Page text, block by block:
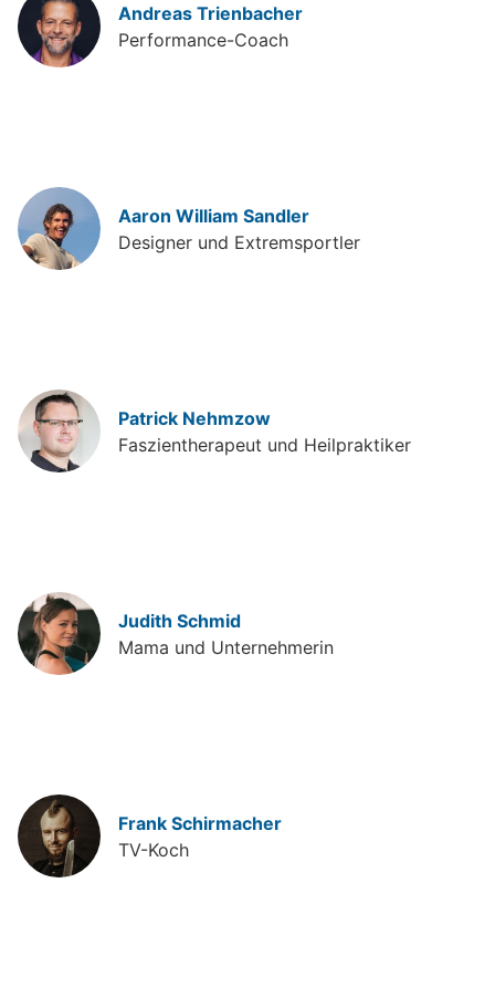
Andreas Trienbacher
Performance-Coach
Aaron William Sandler
Designer und Extremsportler
Patrick Nehmzow
Faszientherapeut und Heilpraktiker
Judith Schmid
Mama und Unternehmerin
Frank Schirmacher
TV-Koch